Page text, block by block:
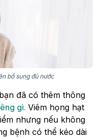
bổ sung đủ nước
đã có thêm thông
gì. Viêm họng hạt
nhưng nếu không
bệnh có thể kéo dài